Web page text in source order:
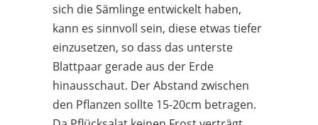
sich die Sämlinge entwickelt haben,
kann es sinnvoll sein, diese etwas tiefer
einzusetzen, so dass das unterste
Blattpaar gerade aus der Erde
hinausschaut. Der Abstand zwischen
den Pflanzen sollte 15-20cm betragen.